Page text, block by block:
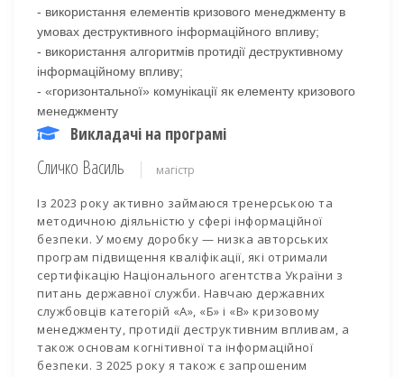
- використання елементів кризового менеджменту в
умовах деструктивного інформаційного впливу;
- використання алгоритмів протидії деструктивному
інформаційному впливу;
- «горизонтальної» комунікації як елементу кризового
менеджменту
Викладачі на програмі
Сличко Василь магістр
Із 2023 року активно займаюся тренерською та
методичною діяльністю у сфері інформаційної
безпеки. У моєму доробку — низка авторських
програм підвищення кваліфікації, які отримали
сертифікацію Національного агентства України з
питань державної служби. Навчаю державних
службовців категорій «А», «Б» і «В» кризовому
менеджменту, протидії деструктивним впливам, а
також основам когнітивної та інформаційної
безпеки. З 2025 року я також є запрошеним